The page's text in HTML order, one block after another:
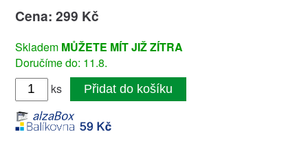
Cena: 299 Kč
Skladem MŮŽETE MÍT JIŽ ZÍTRA
Doručíme do: 11.8.
ks
Přidat do košíku